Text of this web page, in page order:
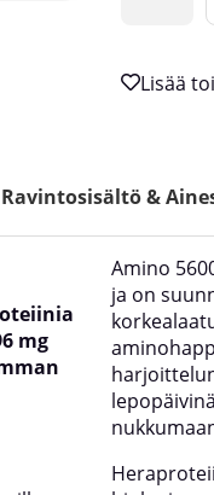
Ravintosisältö &
mg
Amino
ja on